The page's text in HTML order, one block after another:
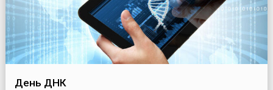
День ДНК